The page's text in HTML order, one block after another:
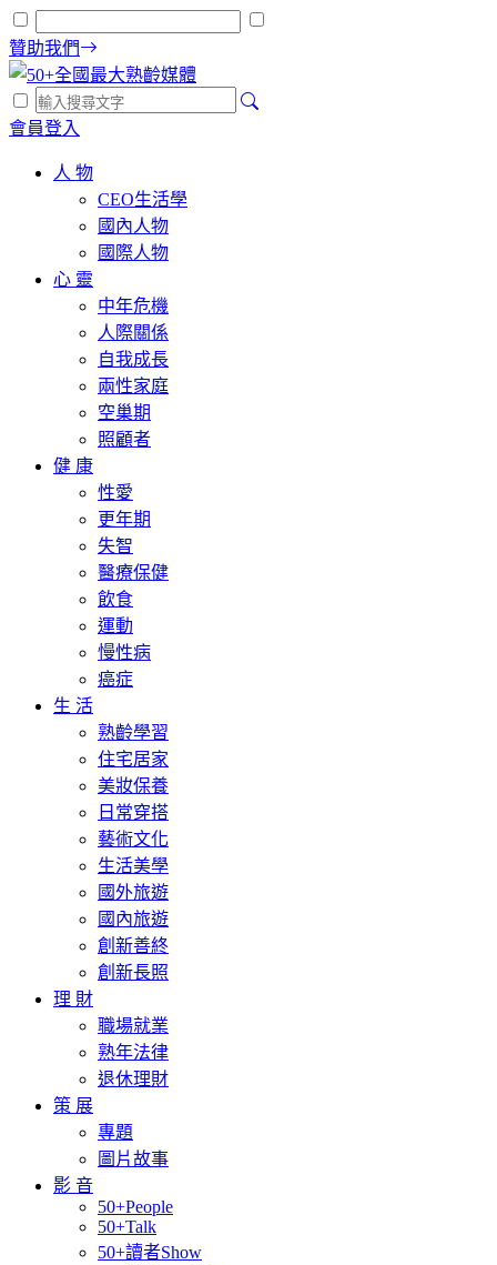
贊助我們
會員登入
人 物
CEO生活學
國內人物
國際人物
心 靈
中年危機
人際關係
自我成長
兩性家庭
空巢期
照顧者
健 康
性愛
更年期
失智
醫療保健
飲食
運動
慢性病
癌症
生 活
熟齡學習
住宅居家
美妝保養
日常穿搭
藝術文化
生活美學
國外旅遊
國內旅遊
創新善終
創新長照
理 財
職場就業
熟年法律
退休理財
策 展
專題
圖片故事
影 音
50+People
50+Talk
50+讀者Show